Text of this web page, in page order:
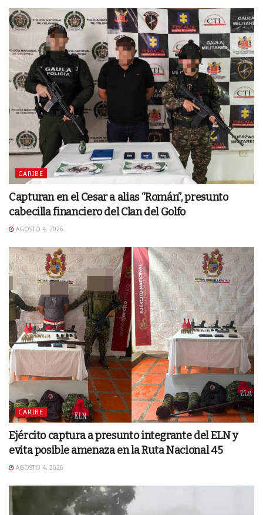
CARIBE
Capturan en el Cesar a alias “Román”, presunto
cabecilla financiero del Clan del Golfo
AGOSTO 4, 2026
CARIBE
Ejército captura a presunto integrante del ELN y
evita posible amenaza en la Ruta Nacional 45
AGOSTO 4, 2026